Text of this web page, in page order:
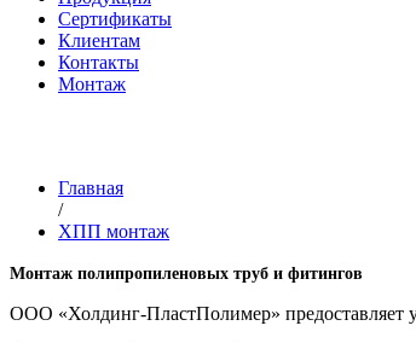
Сертификаты
Клиентам
Контакты
Монтаж
Главная
/
ХПП монтаж
Монтаж полипропиленовых труб и фитингов
ООО «Холдинг-ПластПолимер» предоставляет